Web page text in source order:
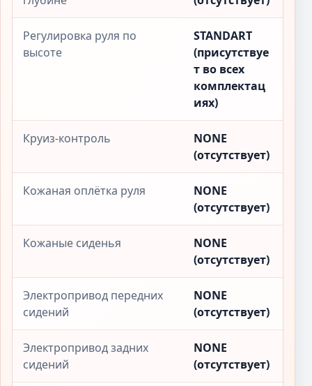
Регулировка руля по
высоте
STANDART
(присутствуе
т во всех
комплектац
иях)
Круиз-контроль
NONE
(отсутствует)
Кожаная оплётка руля
NONE
(отсутствует)
Кожаные сиденья
NONE
(отсутствует)
Электропривод передних
сидений
NONE
(отсутствует)
Электропривод задних
сидений
NONE
(отсутствует)